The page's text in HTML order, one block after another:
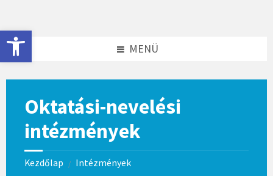
Eszköztár megnyitása
content
footer
MENÜ
Oktatási-nevelési
intézmények
Kezdőlap / Intézmények